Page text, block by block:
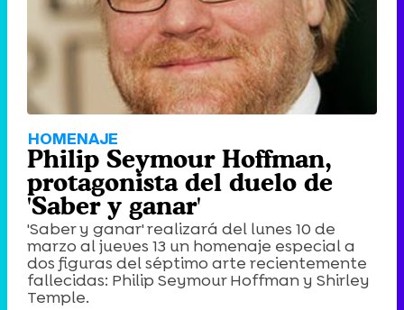
HOMENAJE
Philip Seymour Hoffman,
protagonista del duelo de
'Saber y ganar'
'Saber y ganar' realizará del lunes 10 de
marzo al jueves 13 un homenaje especial a
dos figuras del séptimo arte recientemente
fallecidas: Philip Seymour Hoffman y Shirley
Temple.